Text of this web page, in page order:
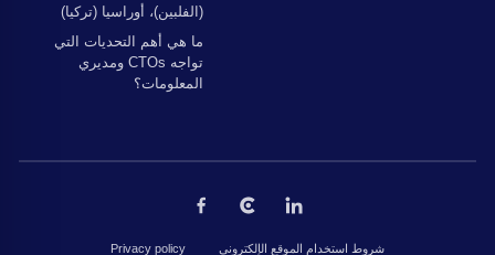
(الفلبين)، أوراسيا (تركيا)
ما هي أهم التحديات التي
تواجه CTOs ومديري
المعلومات؟
Privacy policy شروط استخدام الموقع الإلكتروني